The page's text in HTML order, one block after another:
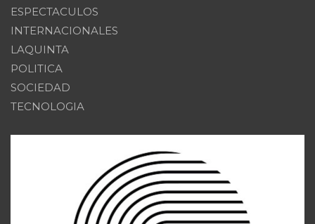
ESPECTACULOS
INTERNACIONALES
LAQUINTA
POLITICA
SOCIEDAD
TECNOLOGIA